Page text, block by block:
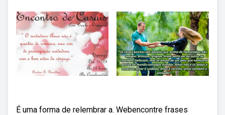
É uma forma de relembrar a. Webencontre frases